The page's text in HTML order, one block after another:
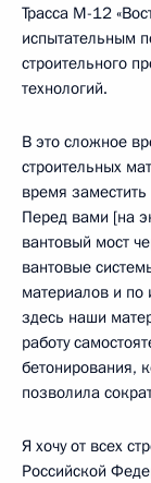
Трасса М-12
испытательным
строительного
технологий.
В это сложное
строительных
время
Перед вами [на
вантовый мост
вантовые
материалов и по
здесь наши
работу
бетонирования,
позволила
Я хочу от всех
Российской